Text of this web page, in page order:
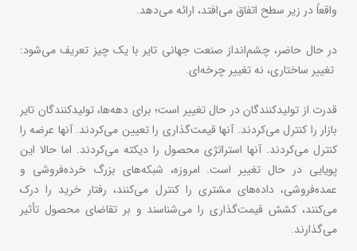
واقعاً در زیر سطح اتفاق می‌افتد، ارائه می‌دهد.
در حال حاضر، چشم‌انداز صنعت جهانی تایر با یک چیز تعریف می‌شود:
تغییر ساختاری، نه تغییر چرخه‌ای.
قدرت از تولیدکنندگان در حال تغییر است؛ برای دهه‌ها، تولیدکنندگان تایر
بازار را کنترل می‌کردند. آنها قیمت‌گذاری را تعیین می‌کردند. آنها عرضه را
کنترل می‌کردند. آنها استراتژی محصول را دیکته می‌کردند. اما حالا این
پویایی در حال تغییر است. امروزه، شبکه‌های بزرگ خرده‌فروشی و
عمده‌فروشی، داده‌های مشتری را کنترل می‌کنند، رفتار خرید را درک
می‌کنند، کشش قیمت‌گذاری را می‌شناسند و بر تقاضای محصول تأثیر
می‌گذارند.